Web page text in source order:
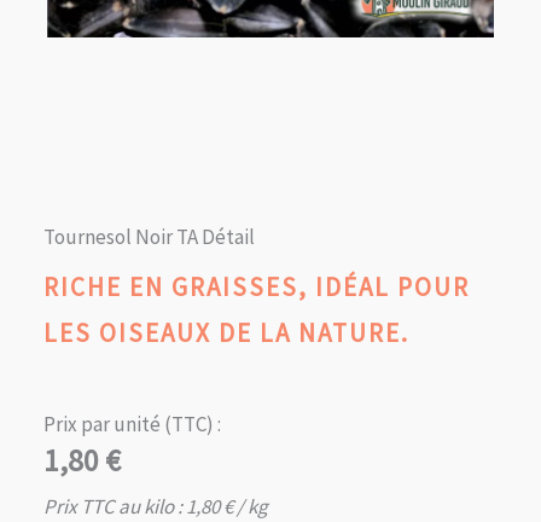
Tournesol Noir TA Détail
RICHE EN GRAISSES, IDÉAL POUR
LES OISEAUX DE LA NATURE.
Prix par unité (TTC) :
1,80€
Prix TTC au kilo :1,80€/ kg